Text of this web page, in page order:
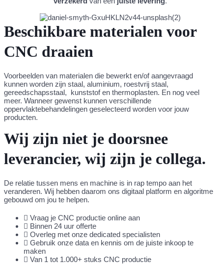
Beschikbare materialen voor
CNC draaien
Voorbeelden van materialen die bewerkt en/of aangevraagd
kunnen worden zijn staal, aluminium, roestvrij staal,
gereedschapsstaal, kunststof en thermoplasten. En nog veel
meer. Wanneer gewenst kunnen verschillende
oppervlaktebehandelingen geselecteerd worden voor jouw
producten.
Wij zijn niet je doorsnee
leverancier, wij zijn je collega.
De relatie tussen mens en machine is in rap tempo aan het
veranderen. Wij hebben daarom ons digitaal platform en algoritme
gebouwd om jou te helpen.
Vraag je CNC productie online aan
Binnen 24 uur offerte
Overleg met onze dedicated specialisten
Gebruik onze data en kennis om de juiste inkoop te
maken
Van 1 tot 1.000+ stuks CNC productie